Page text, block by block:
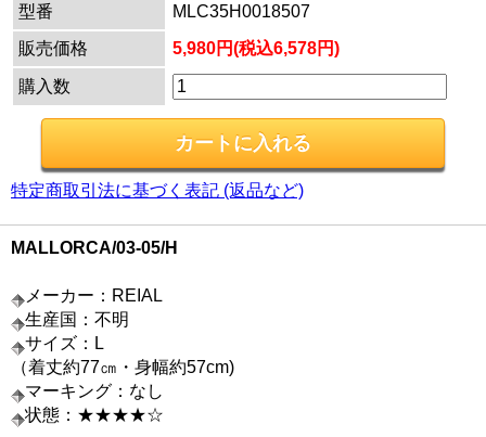
型番
MLC35H0018507
販売価格
5,980円(税込6,578円)
購入数
特定商取引法に基づく表記 (返品など)
MALLORCA/03-05/H
メーカー：REIAL
生産国：不明
サイズ：L
（着丈約77㎝・身幅約57cm)
マーキング：なし
状態：★★★★☆